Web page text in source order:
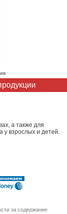
а также для
у взрослых и детей.
за содержание